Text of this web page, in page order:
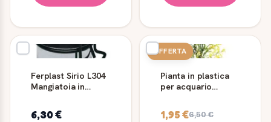
Ferplast Sirio L304
Mangiatoia in
Pappagalli
6,30 €
OFFERTA
Pianta in plastica
per acquario
1,95 €6,50 €